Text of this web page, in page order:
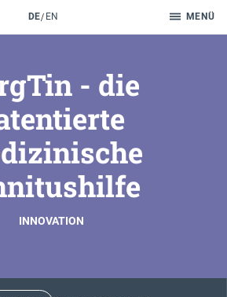
DE EN MENÜ
- die
INNOVATION